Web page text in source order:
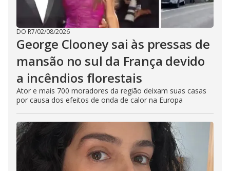
DO R7/02/08/2026
George Clooney sai às pressas de
mansão no sul da França devido
a incêndios florestais
Ator e mais 700 moradores da região deixam suas casas
por causa dos efeitos de onda de calor na Europa